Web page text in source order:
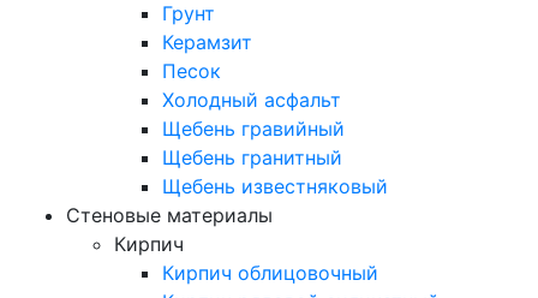
Грунт
Керамзит
Песок
Холодный асфальт
Щебень гравийный
Щебень гранитный
Щебень известняковый
Стеновые материалы
Кирпич
Кирпич облицовочный